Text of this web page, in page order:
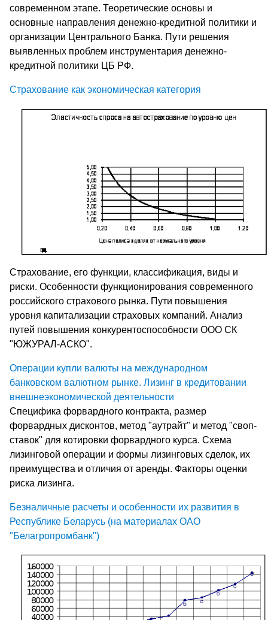
современном этапе. Теоретические основы и
основные направления денежно-кредитной политики и
организации Центрального Банка. Пути решения
выявленных проблем инструментария денежно-
кредитной политики ЦБ РФ.
Страхование как экономическая категория
Страхование, его функции, классификация, виды и
риски. Особенности функционирования современного
российского страхового рынка. Пути повышения
уровня капитализации страховых компаний. Анализ
путей повышения конкурентоспособности ООО СК
"ЮЖУРАЛ-АСКО".
Операции купли валюты на международном
банковском валютном рынке. Лизинг в кредитовании
внешнеэкономической деятельности
Специфика форвардного контракта, размер
форвардных дисконтов, метод "аутрайт" и метод "своп-
ставок" для котировки форвардного курса. Схема
лизинговой операции и формы лизинговых сделок, их
преимущества и отличия от аренды. Факторы оценки
риска лизинга.
Безналичные расчеты и особенности их развития в
Республике Беларусь (на материалах ОАО
"Белагропромбанк")